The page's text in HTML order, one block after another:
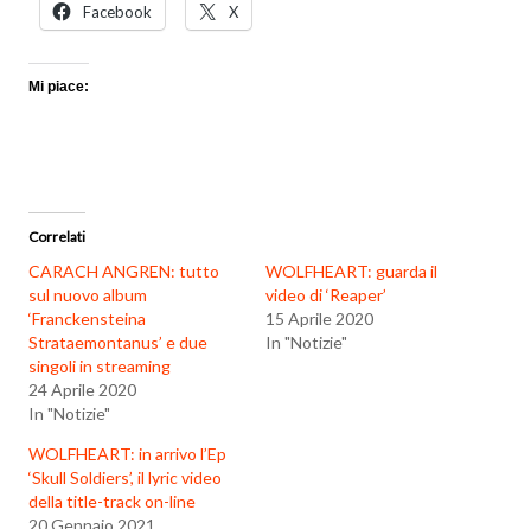
Facebook X
Mi piace:
Correlati
CARACH ANGREN: tutto
sul nuovo album
‘Franckensteina
Strataemontanus’ e due
singoli in streaming
24 Aprile 2020
In "Notizie"
WOLFHEART: guarda il
video di ‘Reaper’
15 Aprile 2020
In "Notizie"
WOLFHEART: in arrivo l’Ep
‘Skull Soldiers’, il lyric video
della title-track on-line
20 Gennaio 2021